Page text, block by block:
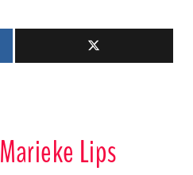
Marieke Lips